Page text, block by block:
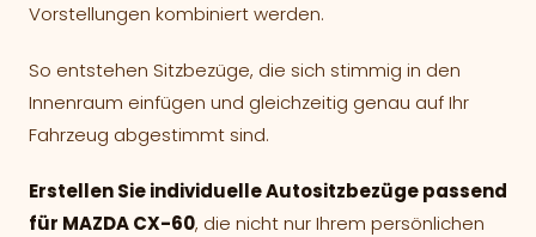
Vorstellungen kombiniert werden.
So entstehen Sitzbezüge, die sich stimmig in den
Innenraum einfügen und gleichzeitig genau auf Ihr
Fahrzeug abgestimmt sind.
Erstellen Sie individuelle Autositzbezüge passend
für MAZDA CX-60, die nicht nur Ihrem persönlichen